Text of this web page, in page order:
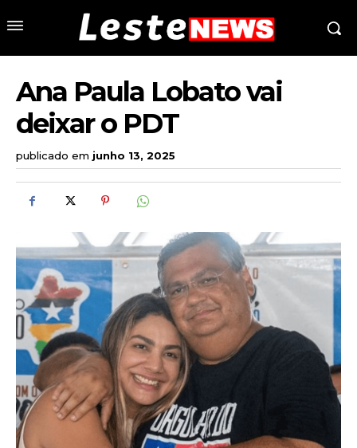
Ana Paula Lobato vai
deixar o PDT
publicado em junho 13, 2025